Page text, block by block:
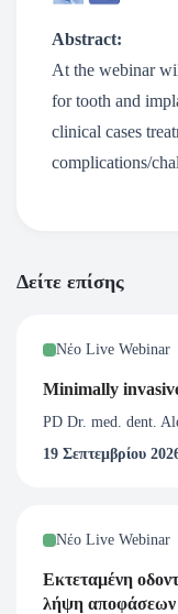
Abstract:
At the webinar
for tooth and
clinical cases
complications/
Δείτε επίσης
Νέο Live Webinar
Minimally
PD Dr. med. dent.
19 Σεπτεμβρίου
Νέο Live Webinar
Εκτεταμένη
λήψη αποφάσεων